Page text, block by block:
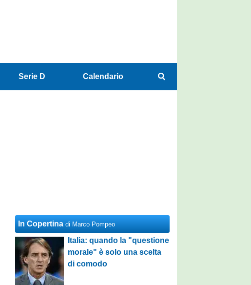
Serie D Calendario
In Copertina di Marco Pompeo
Italia: quando la "questione
morale" è solo una scelta
di comodo